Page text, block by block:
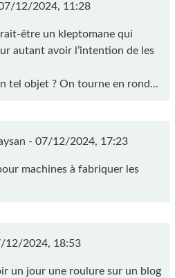
12/2024, 11:28
être un kleptomane qui
autant avoir l’intention de les
tel objet ? On tourne en rond...
- 07/12/2024, 17:23
machines à fabriquer les
12/2024, 18:53
un jour une roulure sur un blog